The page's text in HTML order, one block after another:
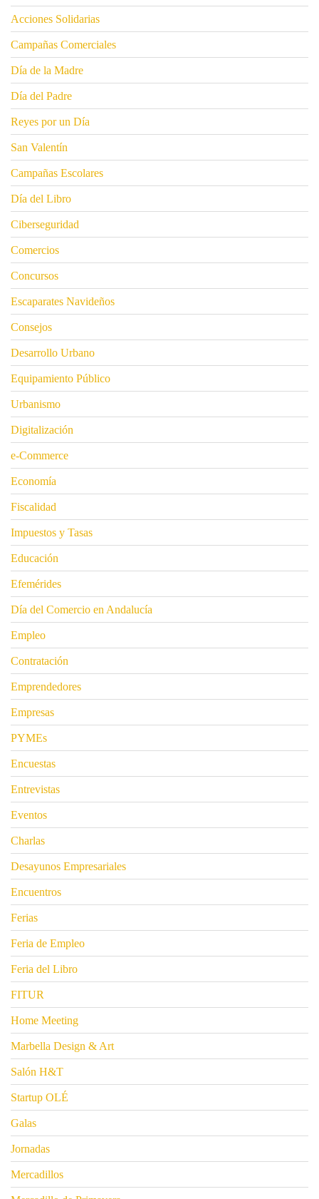
Acciones Solidarias
Campañas Comerciales
Día de la Madre
Día del Padre
Reyes por un Día
San Valentín
Campañas Escolares
Día del Libro
Ciberseguridad
Comercios
Concursos
Escaparates Navideños
Consejos
Desarrollo Urbano
Equipamiento Público
Urbanismo
Digitalización
e-Commerce
Economía
Fiscalidad
Impuestos y Tasas
Educación
Efemérides
Día del Comercio en Andalucía
Empleo
Contratación
Emprendedores
Empresas
PYMEs
Encuestas
Entrevistas
Eventos
Charlas
Desayunos Empresariales
Encuentros
Ferias
Feria de Empleo
Feria del Libro
FITUR
Home Meeting
Marbella Design & Art
Salón H&T
Startup OLÉ
Galas
Jornadas
Mercadillos